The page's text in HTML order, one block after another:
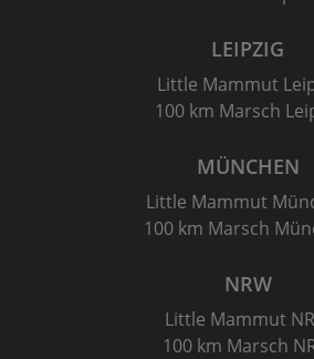
LEIPZIG
Little Mammut
100 km Marsch
MÜNCHEN
Little Mammut
100 km Marsch
NRW
Little Mammut
100 km Marsch